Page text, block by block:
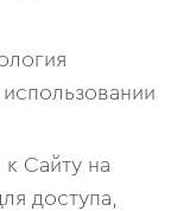
Сайту на
доступа,